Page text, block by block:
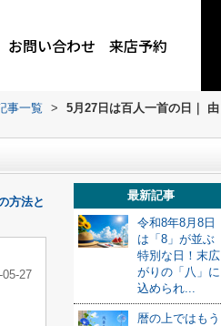
お問い合わせ 来店予約
事一覧 > 5月27日は百人一首の日｜ 由
方法と
05-27
最新記事
令和8年8月8日
は「8」が並ぶ
特別な日！末広
がりの「八」に
込められ...
暦の上ではもう